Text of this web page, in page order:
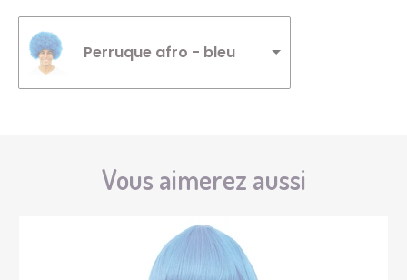
Perruque afro - bleu
Vous aimerez aussi